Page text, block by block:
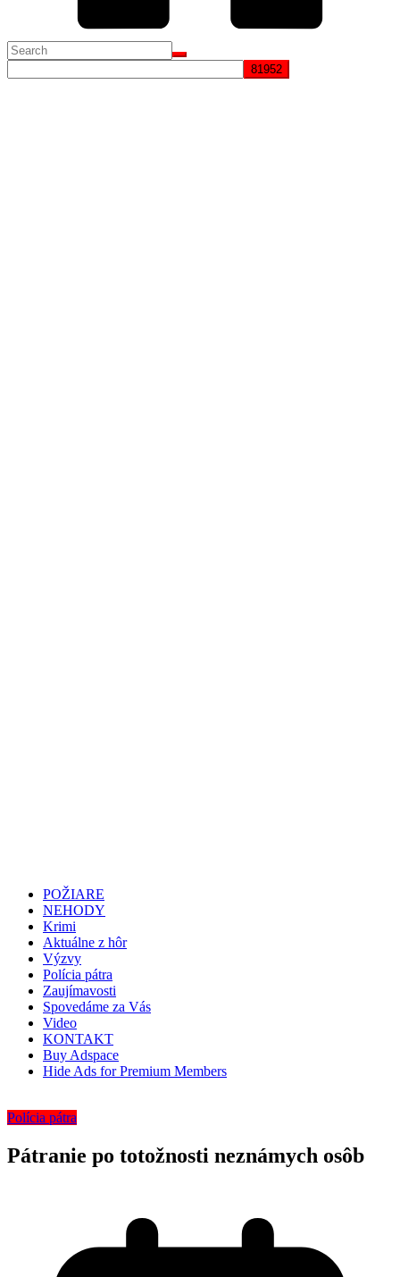
POŽIARE
NEHODY
Krimi
Aktuálne z hôr
Výzvy
Polícia pátra
Zaujímavosti
Spovedáme za Vás
Video
KONTAKT
Buy Adspace
Hide Ads for Premium Members
Polícia pátra
Pátranie po totožnosti neznámych osôb